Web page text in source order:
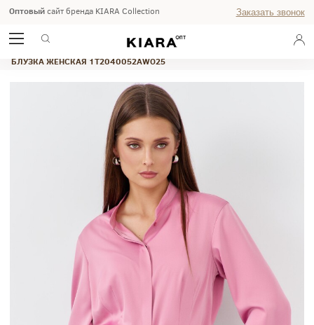
Оптовыйсайт бренда KIARA Collection Заказать звонок
ОСЕНЬ-ЗИМА 2025
БЛУЗКА ЖЕНСКАЯ 1T2040052AWO25